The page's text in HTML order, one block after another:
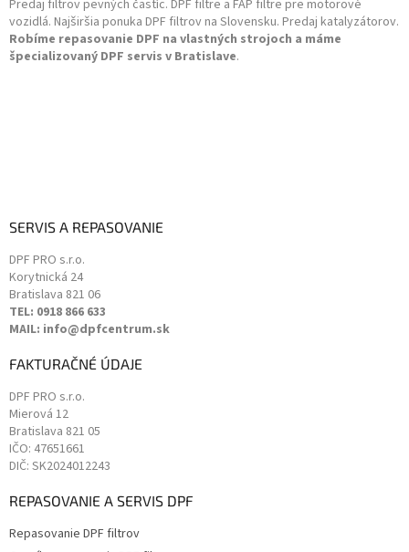
Predaj filtrov pevných častíc. DPF filtre a FAP filtre pre motorové
vozidlá. Najširšia ponuka DPF filtrov na Slovensku. Predaj katalyzátorov.
Robíme repasovanie DPF na vlastných strojoch a máme
špecializovaný DPF servis v Bratislave.
SERVIS A REPASOVANIE
DPF PRO s.r.o.
Korytnická 24
Bratislava 821 06
TEL: 0918 866 633
MAIL: info@dpfcentrum.sk
FAKTURAČNÉ ÚDAJE
DPF PRO s.r.o.
Mierová 12
Bratislava 821 05
IČO: 47651661
DIČ: SK2024012243
REPASOVANIE A SERVIS DPF
Repasovanie DPF filtrov